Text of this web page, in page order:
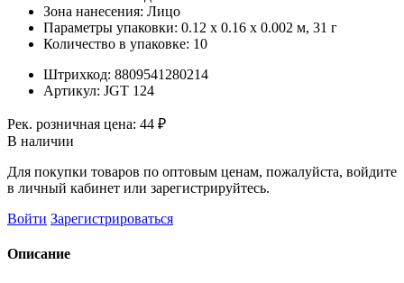
Зона нанесения: Лицо
Параметры упаковки: 0.12 x 0.16 x 0.002 м, 31 г
Количество в упаковке: 10
Штрихкод: 8809541280214
Артикул: JGT 124
Рек. розничная цена: 44 ₽
В наличии
Для покупки товаров по оптовым ценам, пожалуйста, войдите
в личный кабинет или зарегистрируйтесь.
Войти Зарегистрироваться
Описание